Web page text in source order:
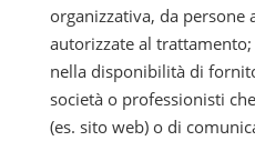
organizzativa, da persone
autorizzate al
nella disponibilità di
società o professionisti
(es. sito web) o di